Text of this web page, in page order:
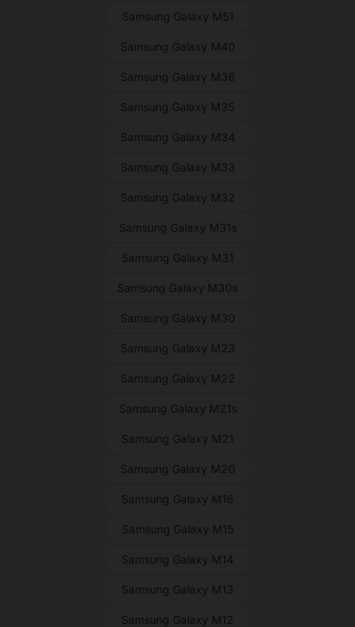
Samsung Galaxy M51
Samsung Galaxy M40
Samsung Galaxy M36
Samsung Galaxy M35
Samsung Galaxy M34
Samsung Galaxy M33
Samsung Galaxy M32
Samsung Galaxy M31s
Samsung Galaxy M31
Samsung Galaxy M30s
Samsung Galaxy M30
Samsung Galaxy M23
Samsung Galaxy M22
Samsung Galaxy M21s
Samsung Galaxy M21
Samsung Galaxy M20
Samsung Galaxy M16
Samsung Galaxy M15
Samsung Galaxy M14
Samsung Galaxy M13
Samsung Galaxy M12